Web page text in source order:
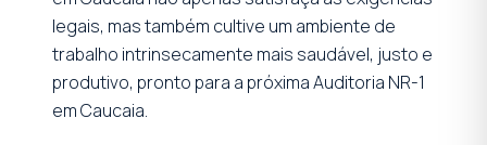
legais, mas também cultive um ambiente de
trabalho intrinsecamente mais saudável, justo e
produtivo, pronto para a próxima Auditoria NR-1
em Caucaia.